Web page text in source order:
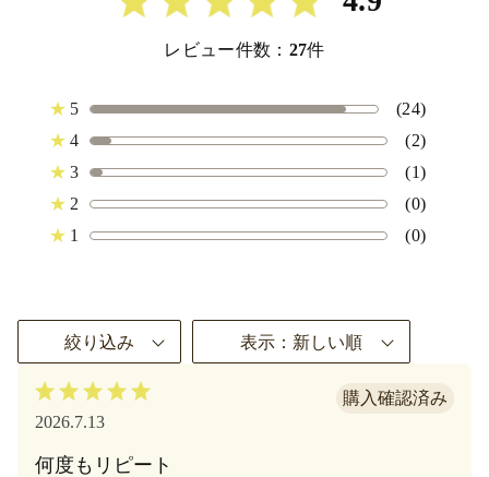
レビュー件数： 27件
★ 5
(24)
★ 4
(2)
★ 3
(1)
★ 2
(0)
★ 1 (0)
絞り込み 表示：新しい順
2026.7.13
何度もリピート